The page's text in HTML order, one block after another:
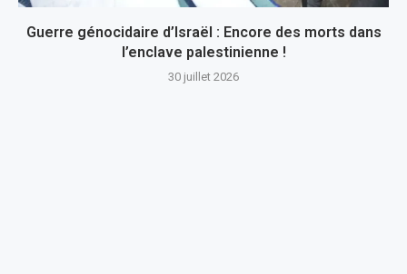
Guerre génocidaire d’Israël : Encore des morts dans
l’enclave palestinienne !
30 juillet 2026